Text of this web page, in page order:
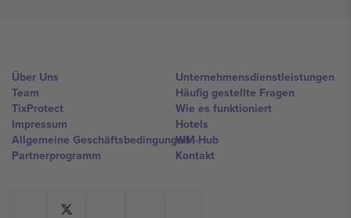
Über Uns
Team
TixProtect
Impressum
Allgemeine Geschäftsbedingungen
Partnerprogramm
Unternehmensdienstleistungen
Häufig gestellte Fragen
Wie es funktioniert
Hotels
WM-Hub
Kontakt